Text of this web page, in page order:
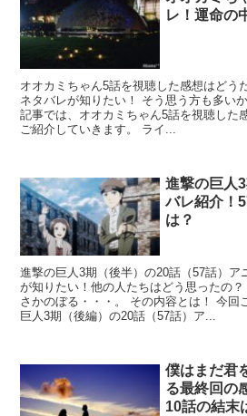
レ！運命の
オオカミちゃん5話を視聴した感想はどう
ネタバレが知りたい！ そう思う方も多い
記事では、オオカミちゃん5話を視聴した
ご紹介していきます。 ライ...
進撃の巨人
バレ紹介！
は？
進撃の巨人3期（後半）の20話（57話）ア
が知りたい！他の人たちはどう思ったの
さかのぼる・・・。 その内容とは！ 今回
巨人3期（後編）の20話（57話）ア...
僕はまだ君
る最終回の
10話の結末